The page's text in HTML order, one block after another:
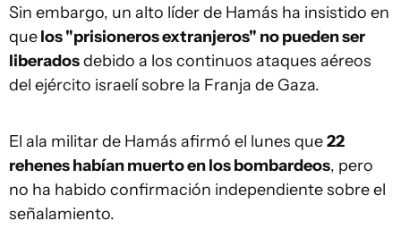
Sin embargo, un alto líder de Hamás ha insistido en
quelos "prisioneros extranjeros" no pueden ser
liberadosdebido a los continuos ataques aéreos
del ejército israelí sobre la Franja de Gaza.
El ala militar de Hamás afirmó el lunes que22
rehenes habían muerto en los bombardeos, pero
no ha habido confirmación independiente sobre el
señalamiento.